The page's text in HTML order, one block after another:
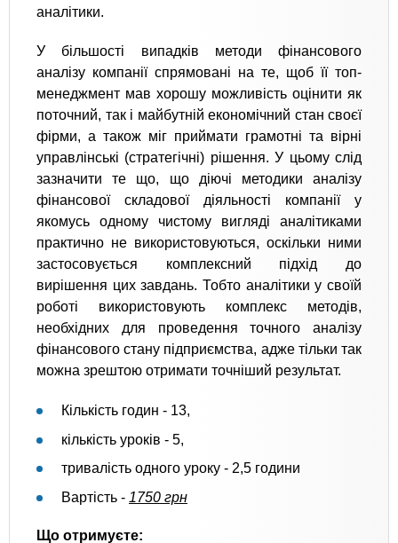
аналітики.
​У більшості випадків методи фінансового
аналізу компанії спрямовані на те, щоб її топ-
менеджмент мав хорошу можливість оцінити як
поточний, так і майбутній економічний стан своєї
фірми, а також міг приймати грамотні та вірні
управлінські (стратегічні) рішення. У цьому слід
зазначити те що, що діючі методики аналізу
фінансової складової діяльності компанії у
якомусь одному чистому вигляді аналітиками
практично не використовуються, оскільки ними
застосовується комплексний підхід до
вирішення цих завдань. Тобто аналітики у своїй
роботі використовують комплекс методів,
необхідних для проведення точного аналізу
фінансового стану підприємства, адже тільки так
можна зрештою отримати точніший результат.
Кількість годин - 13,
кількість уроків - 5,
тривалість одного уроку - 2,5 години
Вартість - 1750 грн
Що отримуєте: